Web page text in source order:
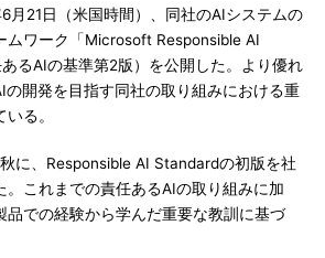
21日（米国時間）、同社のAIシステムの
ムワーク「Microsoft Responsible AI
るAIの基準第2版）を公開した。より優れ
の開発を目指す同社の取り組みにおける重
る。
に、Responsible AI Standardの初版を社
。これまでの責任あるAIの取り組みに加
品での経験から学んだ重要な教訓に基づ